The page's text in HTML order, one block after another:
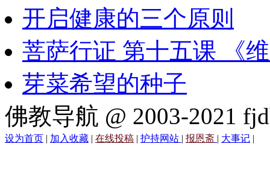
开启健康的三个原则
菩萨行证 第十五课 《
芽菜希望的种子
佛教导航 @ 2003-2021
设为首页 | 加入收藏 | 在线投稿 | 护持网站 | 报恩斋 | 大事记 |